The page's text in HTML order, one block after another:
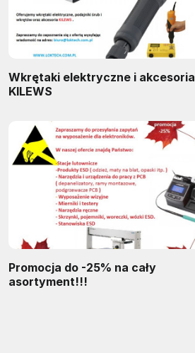
Wkrętaki elektryczne i akcesoria
KILEWS
Promocja do -25% na cały
asortyment!!!